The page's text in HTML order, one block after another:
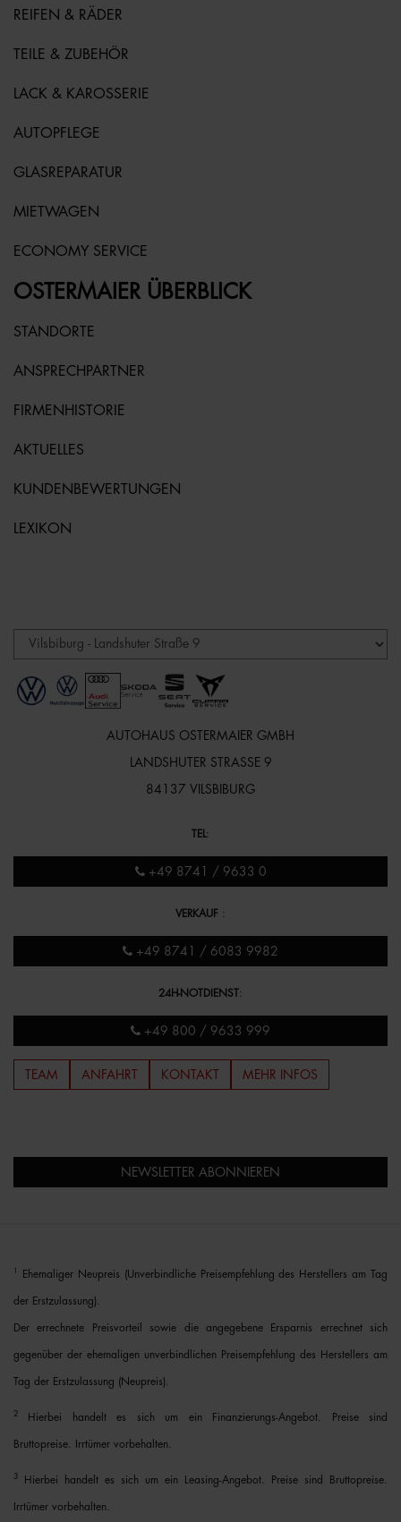
REIFEN & RÄDER
TEILE & ZUBEHÖR
LACK & KAROSSERIE
AUTOPFLEGE
GLASREPARATUR
MIETWAGEN
ECONOMY SERVICE
OSTERMAIER ÜBERBLICK
STANDORTE
ANSPRECHPARTNER
FIRMENHISTORIE
AKTUELLES
KUNDENBEWERTUNGEN
LEXIKON
AUTOHAUS OSTERMAIER GMBH
LANDSHUTER STRASSE 9
84137 VILSBIBURG
TEL :
+49 8741 / 9633 0
VERKAUF :
+49 8741 / 6083 9982
24H-NOTDIENST:
+49 800 / 9633 999
TEAM ANFAHRT KONTAKT MEHR INFOS
NEWSLETTER ABONNIEREN
Ehemaliger Neupreis (Unverbindliche Preisempfehlung des Herstellers am Tag
der Erstzulassung).
Der errechnete Preisvorteil sowie die angegebene Ersparnis errechnet sich
gegenüber der ehemaligen unverbindlichen Preisempfehlung des Herstellers am
Tag der Erstzulassung (Neupreis).
2 Hierbei handelt es sich um ein Finanzierungs-Angebot. Preise sind
Bruttopreise. Irrtümer vorbehalten.
3 Hierbei handelt es sich um ein Leasing-Angebot. Preise sind Bruttopreise.
Irrtümer vorbehalten.